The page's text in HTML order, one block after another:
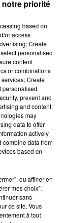
le Grand
n'attendent
produits.
10h00
notre priorité
based on
or access
Create
personalised
content
or combinations
Create
personalised
prevent and
and content;
may
data to offer
actively
combine data from
based on
ou affiner en
mes choix".
sans
ce site. Vous
à tout